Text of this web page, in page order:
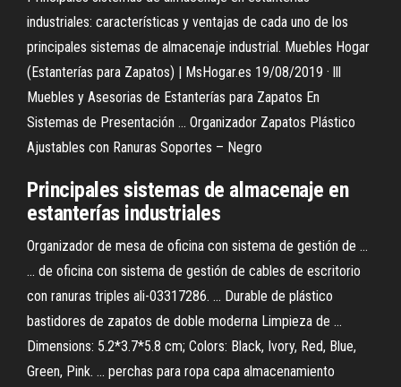
industriales: características y ventajas de cada uno de los
principales sistemas de almacenaje industrial. Muebles Hogar
(Estanterías para Zapatos) | MsHogar.es 19/08/2019 · lll
Muebles y Asesorias de Estanterías para Zapatos En
Sistemas de Presentación ... Organizador Zapatos Plástico
Ajustables con Ranuras Soportes – Negro
Principales sistemas de almacenaje en
estanterías industriales
Organizador de mesa de oficina con sistema de gestión de ...
... de oficina con sistema de gestión de cables de escritorio
con ranuras triples ali-03317286. ... Durable de plástico
bastidores de zapatos de doble moderna Limpieza de ...
Dimensions: 5.2*3.7*5.8 cm; Colors: Black, Ivory, Red, Blue,
Green, Pink. ... perchas para ropa capa almacenamiento